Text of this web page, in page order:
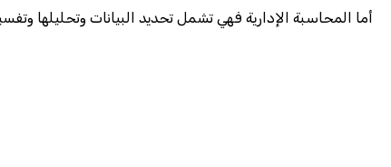
أما المحاسبة الإدارية فهي تشمل تحديد البيانات وتحليلها